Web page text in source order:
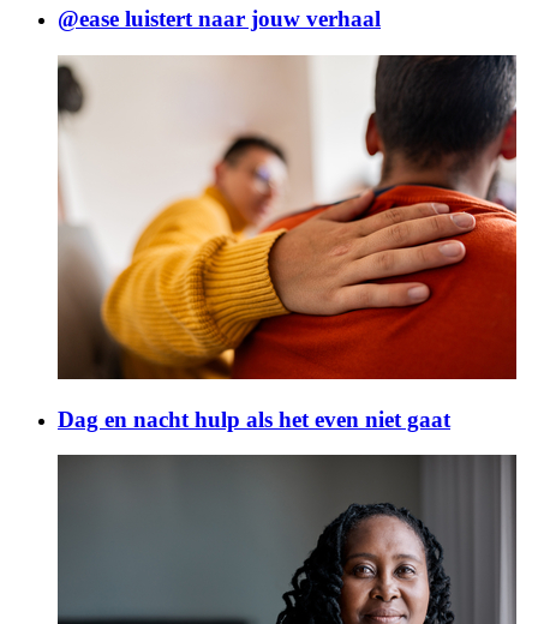
@ease luistert naar jouw verhaal
Dag en nacht hulp als het even niet gaat